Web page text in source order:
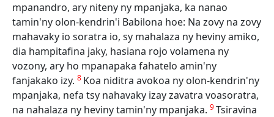
mpanandro, ary niteny ny mpanjaka, ka nanao
tamin'ny olon-kendrin'i Babilona hoe: Na zovy na zovy
mahavaky io soratra io, sy mahalaza ny heviny amiko,
dia hampitafina jaky, hasiana rojo volamena ny
vozony, ary ho mpanapaka fahatelo amin'ny
fanjakako izy. 8 Koa niditra avokoa ny olon-kendrin'ny
mpanjaka, nefa tsy nahavaky izay zavatra voasoratra,
na nahalaza ny heviny tamin'ny mpanjaka. 9Tsiravina